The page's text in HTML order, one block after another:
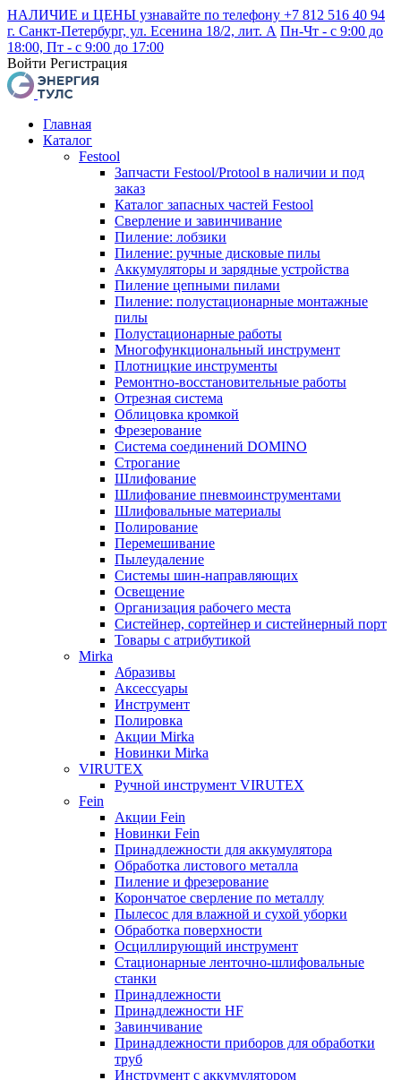
НАЛИЧИЕ и ЦЕНЫ узнавайте по телефону +7 812 516 40 94
г. Санкт-Петербург, ул. Есенина 18/2, лит. А Пн-Чт - с 9:00 до
18:00, Пт - с 9:00 до 17:00
Войти Регистрация
Главная
Каталог
Festool
Запчасти Festool/Protool в наличии и под
заказ
Каталог запасных частей Festool
Сверление и завинчивание
Пиление: лобзики
Пиление: ручные дисковые пилы
Аккумуляторы и зарядные устройства
Пиление цепными пилами
Пиление: полустационарные монтажные
пилы
Полустационарные работы
Многофункциональный инструмент
Плотницкие инструменты
Ремонтно-восстановительные работы
Отрезная система
Облицовка кромкой
Фрезерование
Система соединений DOMINO
Строгание
Шлифование
Шлифование пневмоинструментами
Шлифовальные материалы
Полирование
Перемешивание
Пылеудаление
Системы шин-направляющих
Освещение
Организация рабочего места
Систейнер, сортейнер и систейнерный порт
Товары с атрибутикой
Mirka
Абразивы
Аксессуары
Инструмент
Полировка
Акции Mirka
Новинки Mirka
VIRUTEX
Ручной инструмент VIRUTEX
Fein
Акции Fein
Новинки Fein
Принадлежности для аккумулятора
Обработка листового металла
Пиление и фрезерование
Корончатое сверление по металлу
Пылесос для влажной и сухой уборки
Обработка поверхности
Осциллирующий инструмент
Стационарные ленточно-шлифовальные
станки
Принадлежности
Принадлежности HF
Завинчивание
Принадлежности приборов для обработки
труб
Инструмент с аккумулятором